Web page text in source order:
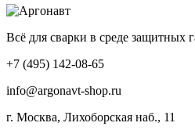
400 ₽
Всё для сварки в среде защитных
+7 (495) 142-08-65
info@argonavt-shop.ru
г. Москва, Лихоборская наб., 11